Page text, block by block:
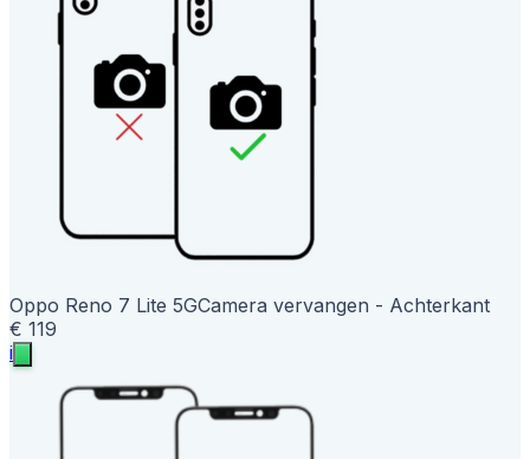
Oppo Reno 7 Lite 5GCamera vervangen - Achterkant
€ 119
i